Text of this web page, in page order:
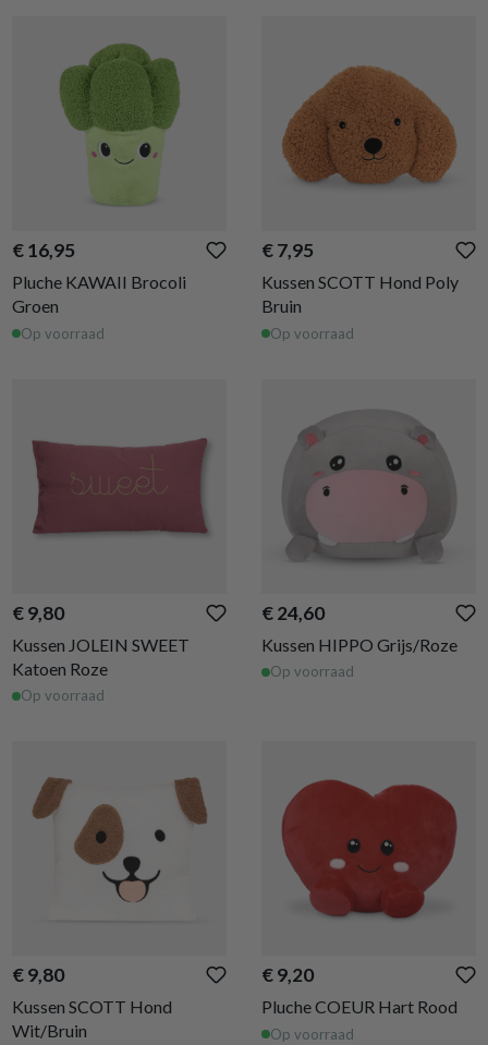
€ 16,95
Pluche KAWAII Brocoli
Groen
Op voorraad
€ 7,95
Kussen SCOTT Hond Poly
Bruin
Op voorraad
€ 9,80
Kussen JOLEIN SWEET
Katoen Roze
Op voorraad
€ 24,60
Kussen HIPPO Grijs/Roze
Op voorraad
€ 9,80
Kussen SCOTT Hond
Wit/Bruin
€ 9,20
Pluche COEUR Hart Rood
Op voorraad